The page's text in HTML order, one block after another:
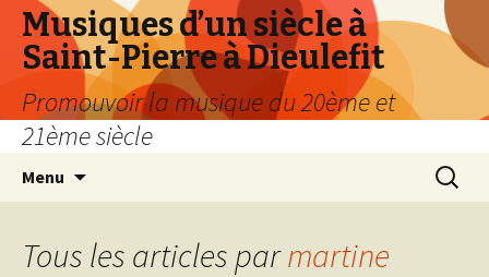
Musiques d’un siècle à
Saint-Pierre à Dieulefit
Promouvoir la musique du 20ème et
21ème siècle
Menu
principal
Tous les articles parmartine